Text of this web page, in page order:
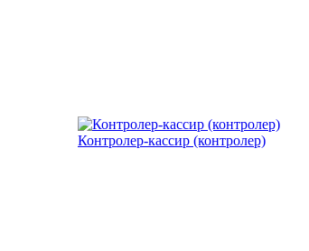
Контролер-кассир (контролер)